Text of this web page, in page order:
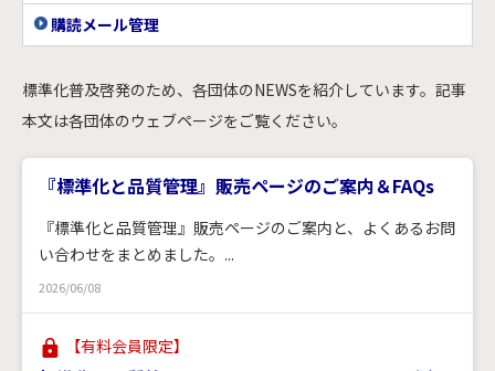
購読メール管理
標準化普及啓発のため、各団体のNEWSを紹介しています。記事
本文は各団体のウェブページをご覧ください。
『標準化と品質管理』販売ページのご案内＆FAQs
『標準化と品質管理』販売ページのご案内と、よくあるお問
い合わせをまとめました。...
2026/06/08
【有料会員限定】